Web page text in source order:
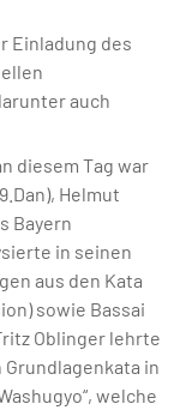
Einladung des
auch
diesem Tag war
Helmut
Bayern
in seinen
aus den Kata
sowie Bassai
Oblinger lehrte
in
welche